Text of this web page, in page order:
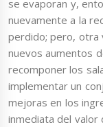
se evaporan y,
nuevamente a la
perdido; pero, otra
nuevos aumentos
recomponer los
implementar un
mejoras en los
inmediata del valor